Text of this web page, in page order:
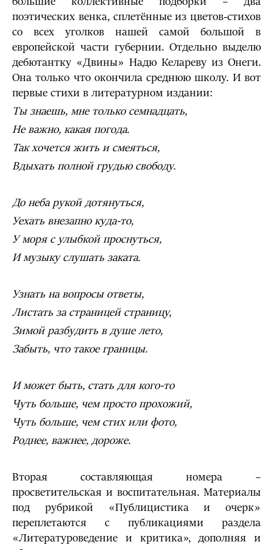
поэтических венка, сплетённые из цветов-стихов
со всех уголков нашей самой большой в
европейской части губернии. Отдельно выделю
дебютантку «Двины» Надю Келареву из Онеги.
Она только что окончила среднюю школу. И вот
первые стихи в литературном издании:
Ты знаешь, мне только семнадцать,
Не важно, какая погода.
Так хочется жить и смеяться,
Вдыхать полной грудью свободу.
До неба рукой дотянуться,
Уехать внезапно куда-то,
У моря с улыбкой проснуться,
И музыку слушать заката.
Узнать на вопросы ответы,
Листать за страницей страницу,
Зимой разбудить в душе лето,
Забыть, что такое границы.
И может быть, стать для кого-то
Чуть больше, чем просто прохожий,
Чуть больше, чем стих или фото,
Роднее, важнее, дороже.
Вторая составляющая номера –
просветительская и воспитательная. Материалы
под рубрикой «Публицистика и очерк»
переплетаются с публикациями раздела
«Литературоведение и критика», дополняя и